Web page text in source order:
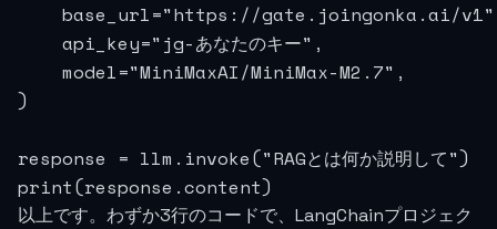
base_url="https://gate.joingonka.ai/
    api_key="jg-あなたのキー",
    model="MiniMaxAI/MiniMax-M2.7",
)
response = llm.invoke("RAGとは何か説明して")
print(response.content)
以上です。わずか3行のコードで、LangChainプロジェク